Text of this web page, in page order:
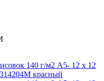
140 г/м2 A5- 12 х 12
красный